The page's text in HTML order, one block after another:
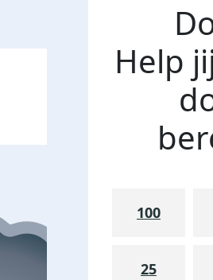
Help
100
25